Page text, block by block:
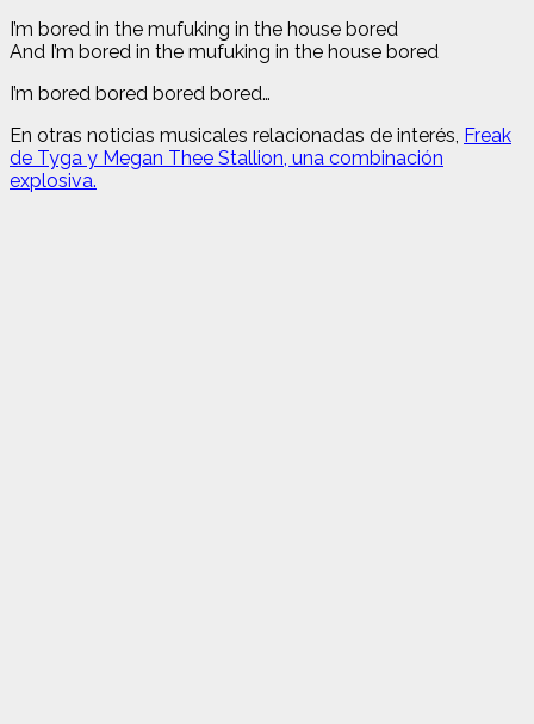
I’m bored in the mufuking in the house bored
And I’m bored in the mufuking in the house bored
I’m bored bored bored bored…
En otras noticias musicales relacionadas de interés, Freak
de Tyga y Megan Thee Stallion, una combinación
explosiva.